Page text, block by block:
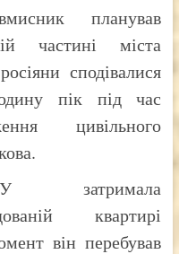
планував
частині міста
сподівалися
пік під час
цивільного
затримала
квартирі
він перебував